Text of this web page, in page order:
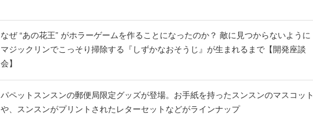
なぜ “あの花王” がホラーゲームを作ることになったのか？ 敵に見つからないように
マジックリンでこっそり掃除する『しずかなおそうじ』が生まれるまで【開発座談
会】
パペットスンスンの郵便局限定グッズが登場。お手紙を持ったスンスンのマスコット
や、スンスンがプリントされたレターセットなどがラインナップ